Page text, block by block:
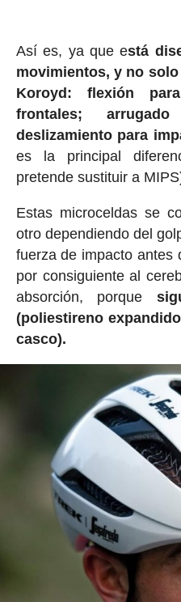
Así es, ya que está
movimientos, y no
Koroyd: flexión
frontales;
deslizamiento para
es la principal
pretende sustituir a
Estas microceldas se
otro dependiendo del
fuerza de impacto antes
por consiguiente al
absorción, porque
(poliestireno
casco).